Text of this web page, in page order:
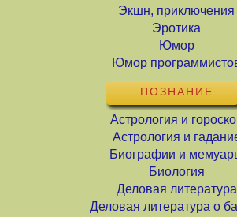
Экшн, приключения
Эротика
Юмор
Юмор
ПОЗНАНИЕ
Астрология и
Астрология и
Биографии и
Биология
Деловая литература
Деловая литература о